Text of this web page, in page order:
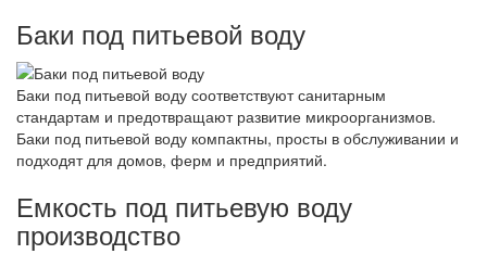
Баки под питьевой воду
Баки под питьевой воду соответствуют санитарным
стандартам и предотвращают развитие микроорганизмов.
Баки под питьевой воду компактны, просты в обслуживании и
подходят для домов, ферм и предприятий.
Емкость под питьевую воду
производство